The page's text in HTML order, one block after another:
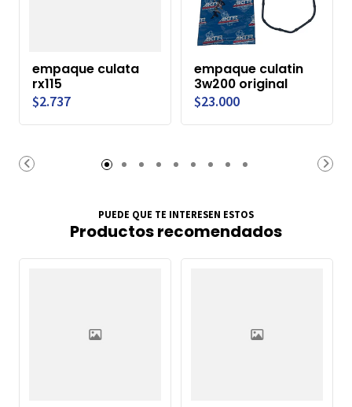
empaque culata
rx115
$2.737
empaque culatin
3w200 original
$23.000
PUEDE QUE TE INTERESEN ESTOS
Productos recomendados